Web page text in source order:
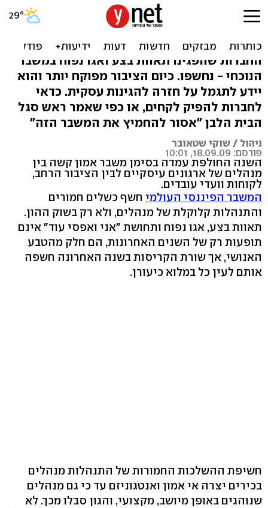
ניהול בעין הסערה - תכלה
שנת אי האמון וקללותיה
החברות שהפגינו תאוות בצע ואגו נפוח במשבר
הנוכחי - נחשפו. כיום הציבור מפוקח יותר והוא
יידע לתגמל על חזרה להגינות עסקית. כדאי
לחברות להפיק לקחים, או כפי שאמר ראש סגל
הבית הלבן "אסור להחמיץ את המשבר הזה"
ניהול / שוקי שטאובר
פורסם: 18.09.09, 10:01
השנה החולפת עמדה בסימן משבר אמון קשה בין
מנהלים של ארגונים עיסקיים לבין הציבור הרחב,
לקוחות וועדי עובדים.
המשבר הפיננסי העולמי חשף כשלים חמורים
והתנהלות קלוקלת של מנהלים, ולא רק בשוק ההון.
תאוות בצע, אגו נפוח ותחושת "אני ואפסי עוד" אינם
תופעות רק של השנים האחרונות, הם חלק מהטבע
האנושי, אך שורת הקריסות בשנה האחרונה חשפה
אותם לעין כל במלוא כיעורן.
חשיפת ההשלכות החמורות של התנהלות מנהלים
בכירים יצרה אי אמון ואנטגוניזם עד כי גם מנהלים
שנוהגים באופן מיושב, מקצועי, והגון סבלו מכך. לא